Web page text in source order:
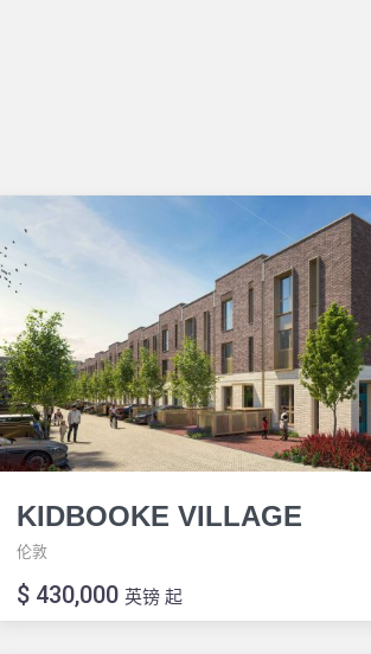
KIDBOOKE VILLAGE
伦敦
$ 430,000 英镑 起